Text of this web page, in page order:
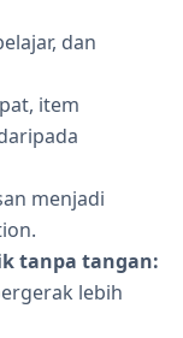
dan
item
menjadi
tanpa tangan:
lebih